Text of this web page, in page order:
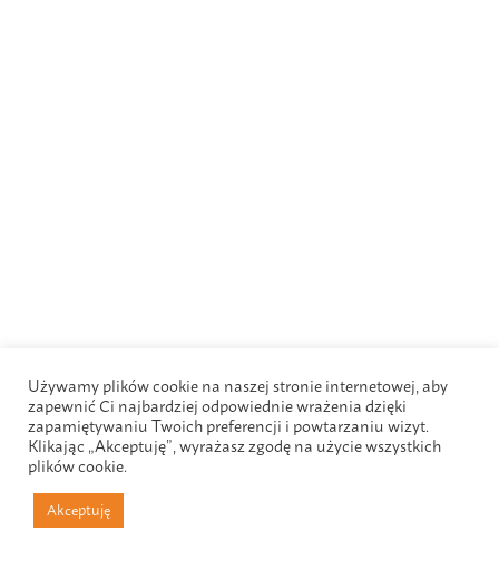
Używamy plików cookie na naszej stronie internetowej, aby
zapewnić Ci najbardziej odpowiednie wrażenia dzięki
zapamiętywaniu Twoich preferencji i powtarzaniu wizyt.
Klikając „Akceptuję”, wyrażasz zgodę na użycie wszystkich
plików cookie.
Akceptuję